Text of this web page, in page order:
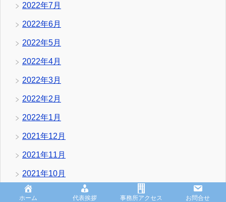
2022年7月
2022年6月
2022年5月
2022年4月
2022年3月
2022年2月
2022年1月
2021年12月
2021年11月
2021年10月
2021年9月
ホーム 代表挨拶 事務所アクセス お問合せ